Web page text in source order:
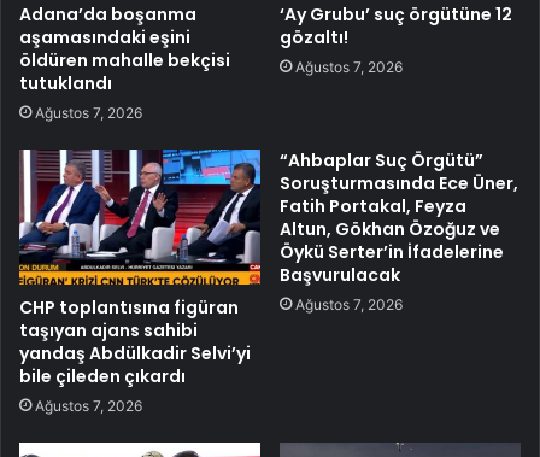
Adana’da boşanma
aşamasındaki eşini
öldüren mahalle bekçisi
tutuklandı
Ağustos 7, 2026
‘Ay Grubu’ suç örgütüne 12
gözaltı!
Ağustos 7, 2026
CHP toplantısına figüran
taşıyan ajans sahibi
yandaş Abdülkadir Selvi’yi
bile çileden çıkardı
Ağustos 7, 2026
“Ahbaplar Suç Örgütü”
Soruşturmasında Ece Üner,
Fatih Portakal, Feyza
Altun, Gökhan Özoğuz ve
Öykü Serter’in İfadelerine
Başvurulacak
Ağustos 7, 2026